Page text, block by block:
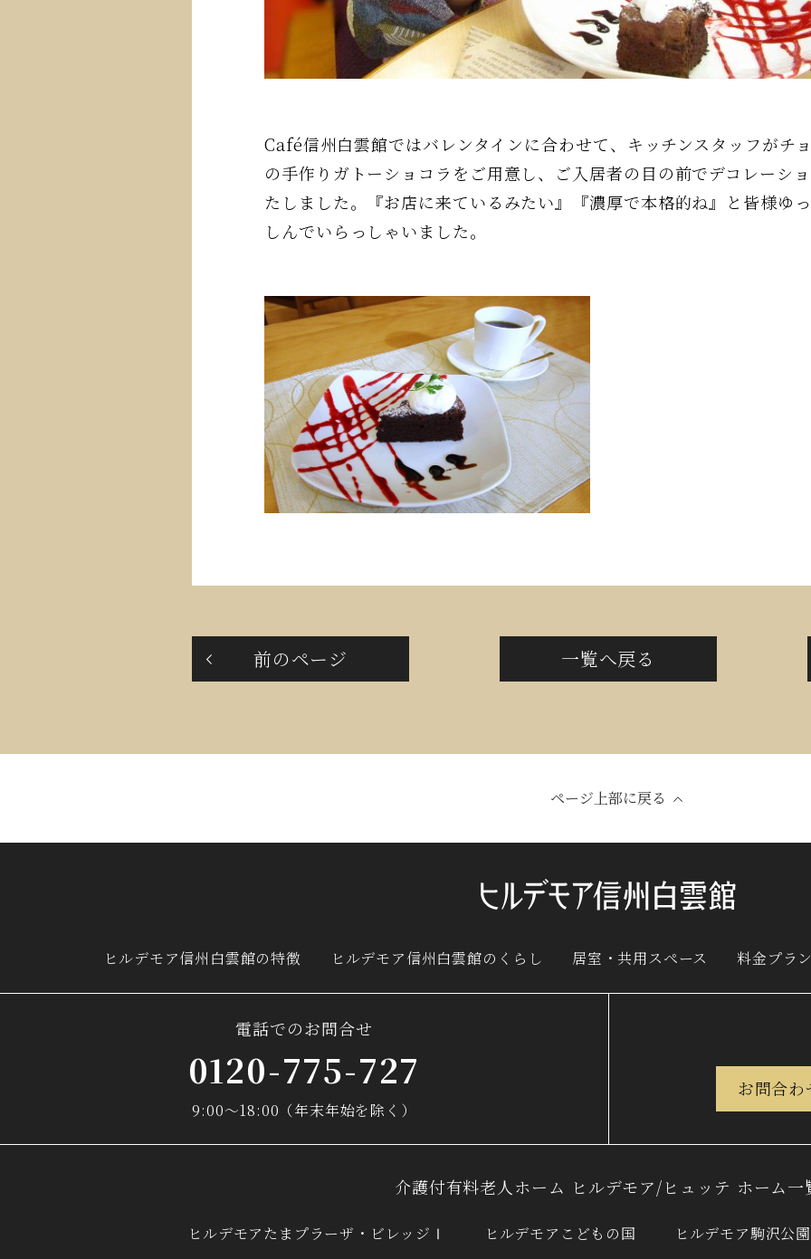
Café信州白雲館ではバレンタインに合わせて、キッチンスタッフがチ
の手作りガトーショコラをご用意し、ご入居者の目の前でデコレーシ
たしました。『お店に来ているみたい』『濃厚で本格的ね』と皆様ゆ
しんでいらっしゃいました。
前のページ 一覧へ戻る
ページ上部に戻る
ヒルデモア信州白雲館の特徴 ヒルデモア信州白雲館のくらし 居室・共用スペース 料金プラ
電話でのお問合せ
0120-775-727
9:00～18:00（年末年始を除く）
お問合わ
介護付有料老人ホーム ヒルデモア/ヒュッテ ホーム一
ヒルデモアたまプラーザ・ビレッジⅠ ヒルデモアこどもの国 ヒルデモア駒沢公園